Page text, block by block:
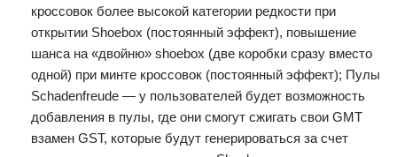
кроссовок более высокой категории редкости при
открытии Shoebox (постоянный эффект), повышение
шанса на «двойню» shoebox (две коробки сразу вместо
одной) при минте кроссовок (постоянный эффект); Пулы
Schadenfreude — у пользователей будет возможность
добавления в пулы, где они смогут сжигать свои GMT
взамен GST, которые будут генерироваться за счет